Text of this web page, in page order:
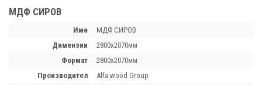
МДФ СИРОВ
Име
МДФ СИРОВ
димензии
2800х2070мм
формат
2800х2070мм
производител
Alfa wood Group